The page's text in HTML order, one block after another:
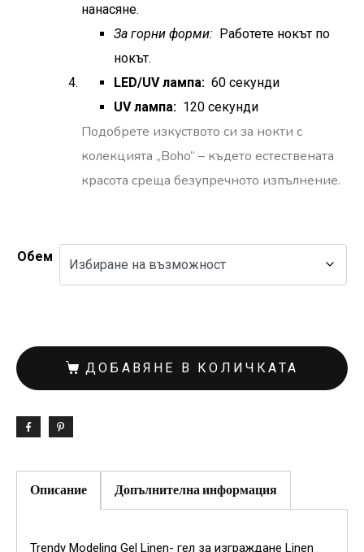
нанасяне.
За горни форми: Работете нокът по
нокът.
LED/UV лампа: 60 ​​секунди
UV лампа: 120 секунди
Подобрете изкуството си за нокти с
колекцията „Boho“ – където естествената
красота среща безупречното изпълнение.
Обем
ДОБАВЯНЕ В КОЛИЧКАТА
Описание Допълнителна информация
Trendy Modeling Gel Linen- гел за изграждане Linen